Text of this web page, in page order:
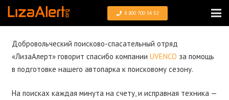
8 800 700 54 52
Добровольческий поисково-спасательный отряд
«ЛизаАлерт» говорит спасибо компании UVENCO за помощь
в подготовке нашего автопарка к поисковому сезону.
На поисках каждая минута на счету, и исправная техника —